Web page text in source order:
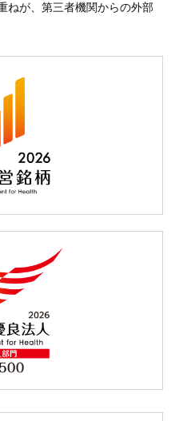
ねが、第三者機関からの外部